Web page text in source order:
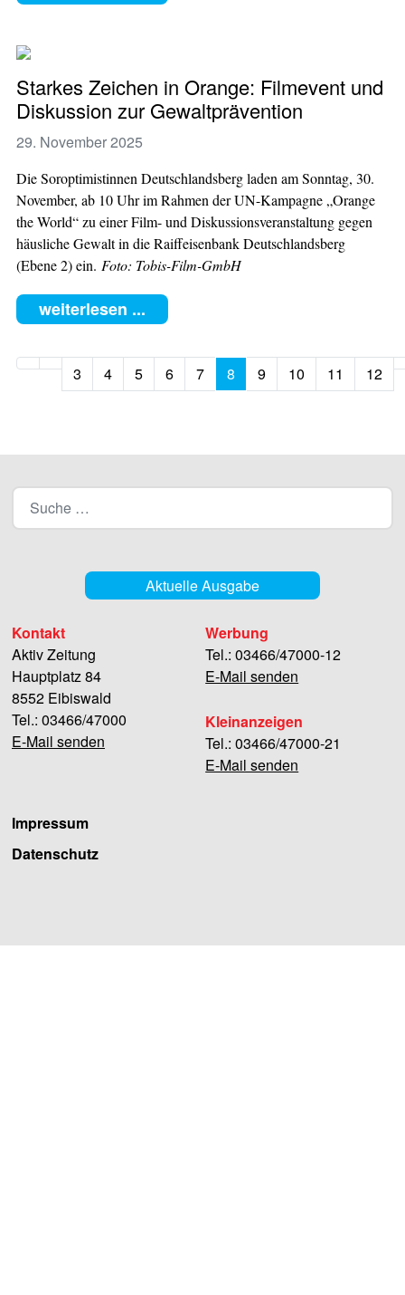
Starkes Zeichen in Orange: Filmevent und
Diskussion zur Gewaltprävention
29. November 2025
Die Soroptimistinnen Deutschlandsberg laden am Sonntag, 30.
November, ab 10 Uhr im Rahmen der UN-Kampagne „Orange
the World“ zu einer Film- und Diskussionsveranstaltung gegen
häusliche Gewalt in die Raiffeisenbank Deutschlandsberg
(Ebene 2) ein. Foto: Tobis-Film-GmbH
weiterlesen ...
Seite 8 von 28
3 4 5 6 7 8 9 10 11 12
Aktuelle Ausgabe
Kontakt
Aktiv Zeitung
Hauptplatz 84
8552 Eibiswald
Tel.: 03466/47000
E-Mail senden
Werbung
Tel.: 03466/47000-12
E-Mail senden
Kleinanzeigen
Tel.: 03466/47000-21
E-Mail senden
Impressum
Datenschutz